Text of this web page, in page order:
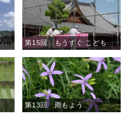
第16回 夏の親里 －こどもおぢばがえり－ 第15回 もうすぐ こどもおぢばがえり
第13回 雨もよう